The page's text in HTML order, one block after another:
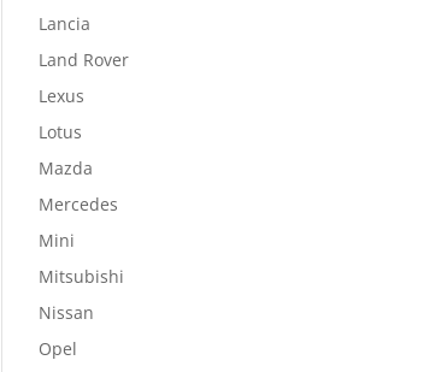
Lancia
Land Rover
Lexus
Lotus
Mazda
Mercedes
Mini
Mitsubishi
Nissan
Opel